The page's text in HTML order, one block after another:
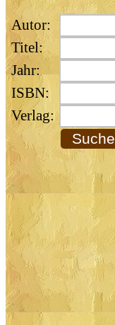
Autor:
Titel:
Jahr:
ISBN:
Verlag: